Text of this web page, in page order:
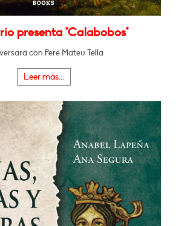
presenta "Calabobos"
con Pere Mateu Tella
Leer más...